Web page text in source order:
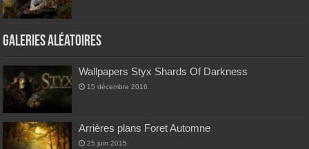
Galeries Aléatoires
Wallpapers Styx Shards Of Darkness
15 décembre 2016
Arrières plans Foret Automne
25 juin 2015